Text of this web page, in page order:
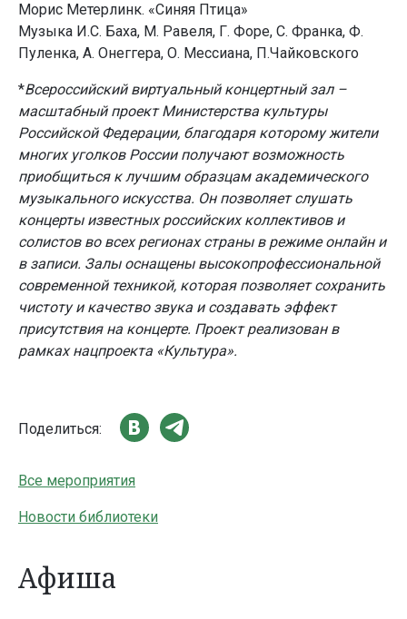
Морис Метерлинк. «Синяя Птица»
Музыка И.С. Баха, М. Равеля, Г. Форе, С. Франка, Ф.
Пуленка, А. Онеггера, О. Мессиана, П.Чайковского
*Всероссийский виртуальный концертный зал –
масштабный проект Министерства культуры
Российской Федерации, благодаря которому жители
многих уголков России получают возможность
приобщиться к лучшим образцам академического
музыкального искусства. Он позволяет слушать
концерты известных российских коллективов и
солистов во всех регионах страны в режиме онлайн и
в записи. Залы оснащены высокопрофессиональной
современной техникой, которая позволяет сохранить
чистоту и качество звука и создавать эффект
присутствия на концерте. Проект реализован в
рамках нацпроекта «Культура».
Поделиться:
Все мероприятия
Новости библиотеки
Афиша